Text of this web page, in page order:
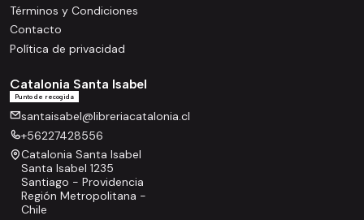
Términos y Condiciones
Contacto
Política de privacidad
Catalonia Santa Isabel
Punto de recogida
santaisabel@libreriacatalonia.cl
+56227428556
Catalonia Santa Isabel
Santa Isabel 1235
Santiago - Providencia
Región Metropolitana -
Chile